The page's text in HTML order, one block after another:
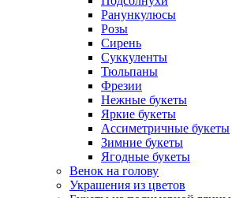
Ранункулюсы
Розы
Сирень
Суккуленты
Тюльпаны
Фрезии
Нежные букеты
Яркие букеты
Ассиметричные букеты
Зимние букеты
Ягодные букеты
Венок на голову
Украшения из цветов